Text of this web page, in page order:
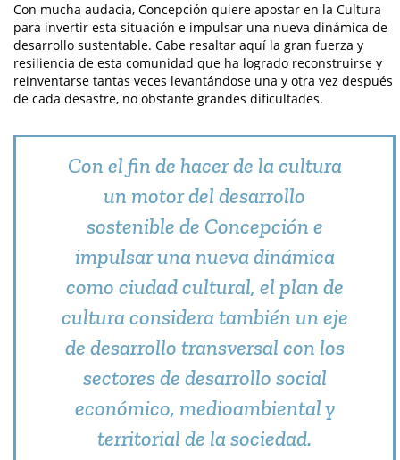
Con mucha audacia, Concepción quiere apostar en la Cultura
para invertir esta situación e impulsar una nueva dinámica de
desarrollo sustentable. Cabe resaltar aquí la gran fuerza y
resiliencia de esta comunidad que ha logrado reconstruirse y
reinventarse tantas veces levantándose una y otra vez después
de cada desastre, no obstante grandes dificultades.
Con el fin de hacer de la cultura
un motor del desarrollo
sostenible de Concepción e
impulsar una nueva dinámica
como ciudad cultural, el plan de
cultura considera también un eje
de desarrollo transversal con los
sectores de desarrollo social
económico, medioambiental y
territorial de la sociedad.